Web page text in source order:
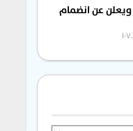
ويعلن عن انضمام